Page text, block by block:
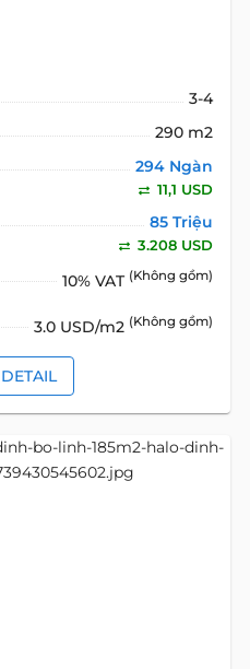
3-4
290 m2
294 Ngàn
11,1 USD
85 Triệu
3.208 USD
10% VAT (Không gồm)
3.0 USD/m2 (Không gồm)